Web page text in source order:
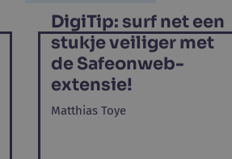
DigiTip: surf net een
stukje veiliger met
de Safeonweb-
extensie!
Matthias Toye